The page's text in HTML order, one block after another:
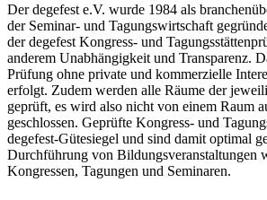
Der degefest e.V. wurde 1984 als
der Seminar- und Tagungswirtschaft
der degefest Kongress- und
anderem Unabhängigkeit und Transparenz.
Prüfung ohne private und kommerzielle
erfolgt. Zudem werden alle Räume der
geprüft, es wird also nicht von einem Raum
geschlossen. Geprüfte Kongress- und
degefest-Gütesiegel und sind damit optimal
Durchführung von Bildungsveranstaltungen
Kongressen, Tagungen und Seminaren.